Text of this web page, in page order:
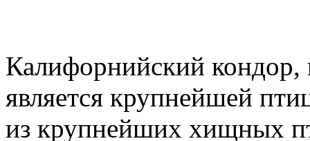
Калифорнийский кондор,
является крупнейшей
из крупнейших хищных